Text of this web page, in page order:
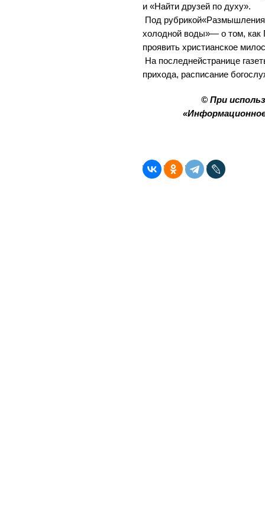
и «Найти друзей по духу».
Под
холодной воды»— о том, как
проявить христианское
На последнейстранице
прихода, расписание
© При